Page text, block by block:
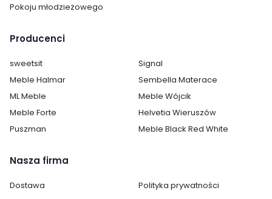
Głębokość:
Pokoju młodzieżowego
Producenci
sweetsit
Signal
Meble Halmar
Sembella Materace
ML Meble
Meble Wójcik
Meble Forte
Helvetia Wieruszów
Puszman
Meble Black Red White
Nasza firma
Dostawa
Polityka prywatności